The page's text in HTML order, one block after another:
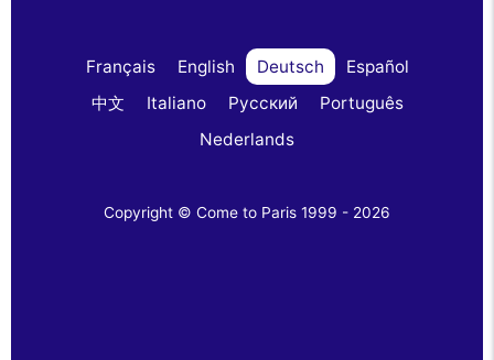
Français English Deutsch
Español
中文
Italiano Русский
Português
Nederlands
Copyright © Come to Paris 1999 - 2026